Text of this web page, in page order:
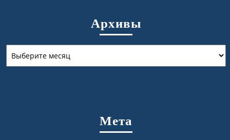
Архивы
Мета